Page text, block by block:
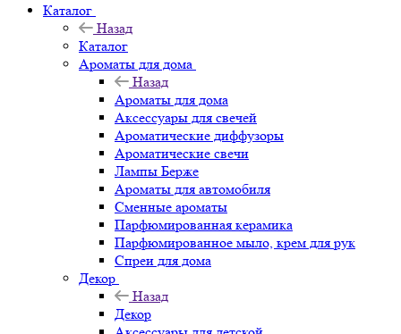
Каталог
Назад
Каталог
Ароматы для дома
Назад
Ароматы для дома
Аксессуары для свечей
Ароматические диффузоры
Ароматические свечи
Лампы Берже
Ароматы для автомобиля
Сменные ароматы
Парфюмированная керамика
Парфюмированное мыло, крем для рук
Спреи для дома
Декор
Назад
Декор